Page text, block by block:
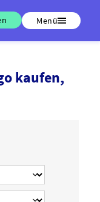
Menü
kaufen,